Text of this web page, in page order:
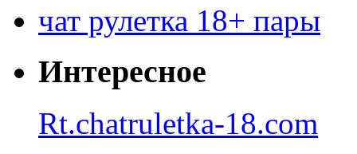
чат рулетка 18+ пары
Интересное
Rt.chatruletka-18.com